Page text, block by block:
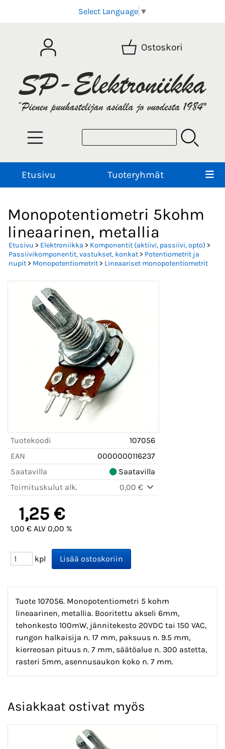
Select Language ▼
Ostoskori
Etusivu Tuoteryhmät
Monopotentiometri 5kohm
lineaarinen, metallia
Etusivu > Elektroniikka > Komponentit (aktiivi, passiivi, opto) >
Passiivikomponentit, vastukset, konkat> Potentiometrit ja
nupit> Monopotentiometrit> Lineaariset monopotentiometrit
Tuotekoodi
107056
EAN
0000000116237
Saatavilla
Saatavilla
Toimituskulut alk.
0,00 €
1,25 €
1,00 € ALV 0,00 %
kpl
Tuote 107056. Monopotentiometri 5 kohm
lineaarinen, metallia. Booritettu akseli 6mm,
tehonkesto 100mW, jännitekesto 20VDC tai 150 VAC,
rungon halkaisija n. 17 mm, paksuus n. 9.5 mm,
kierreosan pituus n. 7 mm, säätöalue n. 300 astetta,
rasteri 5mm, asennusaukon koko n. 7 mm.
Asiakkaat ostivat myös